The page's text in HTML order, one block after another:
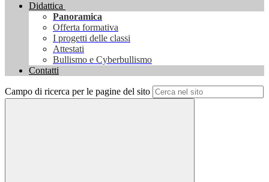
Didattica
Panoramica
Offerta formativa
I progetti delle classi
Attestati
Bullismo e Cyberbullismo
Contatti
Campo di ricerca per le pagine del sito